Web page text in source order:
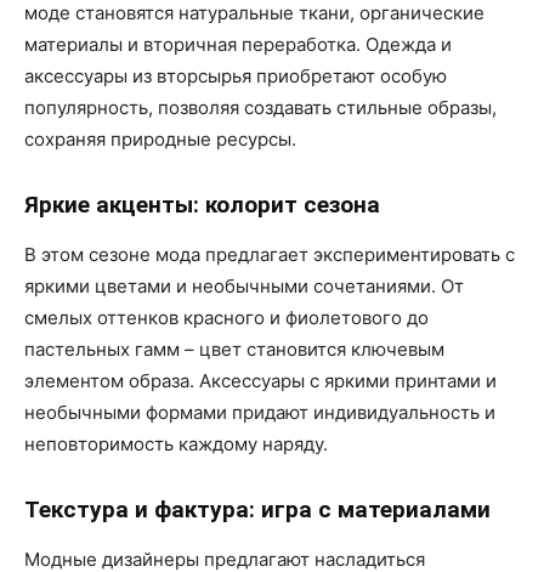
моде становятся натуральные ткани, органические
материалы и вторичная переработка. Одежда и
аксессуары из вторсырья приобретают особую
популярность, позволяя создавать стильные образы,
сохраняя природные ресурсы.
Яркие акценты: колорит сезона
В этом сезоне мода предлагает экспериментировать с
яркими цветами и необычными сочетаниями. От
смелых оттенков красного и фиолетового до
пастельных гамм – цвет становится ключевым
элементом образа. Аксессуары с яркими принтами и
необычными формами придают индивидуальность и
неповторимость каждому наряду.
Текстура и фактура: игра с материалами
Модные дизайнеры предлагают насладиться